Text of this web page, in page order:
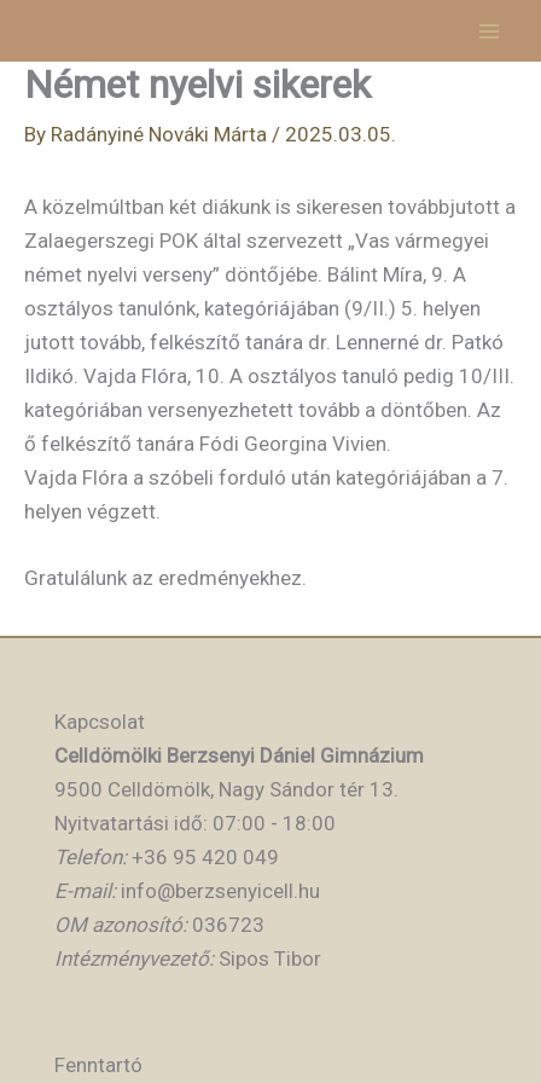
content
Német nyelvi sikerek
By Radányiné Nováki Márta / 2025.03.05.
A közelmúltban két diákunk is sikeresen továbbjutott a
Zalaegerszegi POK által szervezett „Vas vármegyei
német nyelvi verseny” döntőjébe. Bálint Míra, 9. A
osztályos tanulónk, kategóriájában (9/II.) 5. helyen
jutott tovább, felkészítő tanára dr. Lennerné dr. Patkó
Ildikó. Vajda Flóra, 10. A osztályos tanuló pedig 10/III.
kategóriában versenyezhetett tovább a döntőben. Az
ő felkészítő tanára Fódi Georgina Vivien.
Vajda Flóra a szóbeli forduló után kategóriájában a 7.
helyen végzett.
Gratulálunk az eredményekhez.
Kapcsolat
Celldömölki Berzsenyi Dániel Gimnázium
9500 Celldömölk, Nagy Sándor tér 13.
Nyitvatartási idő: 07:00 - 18:00
Telefon:+36 95 420 049
E-mail:info@berzsenyicell.hu
OM azonosító:036723
Intézményvezető:Sipos Tibor
Fenntartó